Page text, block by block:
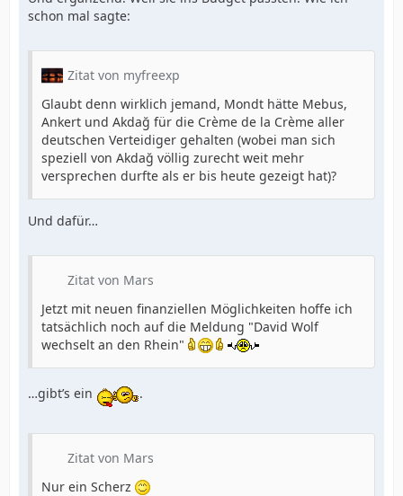
schon mal sagte:
Zitat von myfreexp
Glaubt denn wirklich jemand, Mondt hätte Mebus,
Ankert und Akdağ für die Crème de la Crème aller
deutschen Verteidiger gehalten (wobei man sich
speziell von Akdağ völlig zurecht weit mehr
versprechen durfte als er bis heute gezeigt hat)?
Und dafür…
Zitat von Mars
Jetzt mit neuen finanziellen Möglichkeiten hoffe ich
tatsächlich noch auf die Meldung "David Wolf
wechselt an den Rhein"
…gibt’s ein .
Zitat von Mars
Nur ein Scherz